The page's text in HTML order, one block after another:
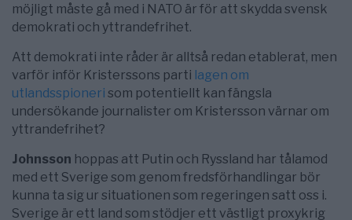
möjligt måste gå med i NATO är för att skydda svensk
demokrati och yttrandefrihet.
Att demokrati inte råder är alltså redan etablerat, men
varför inför Kristerssons parti lagen om
utlandsspioneri som potentiellt kan fängsla
undersökande journalister om Kristersson värnar om
yttrandefrihet?
Johnsson hoppas att Putin och Ryssland har tålamod
med ett Sverige som genom fredsförhandlingar bör
kunna ta sig ur situationen som regeringen satt oss i.
Sverige är ett land som stödjer ett västligt proxykrig